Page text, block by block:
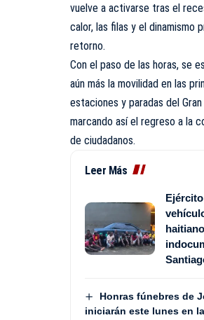
vuelve a activarse tras el
calor, las filas y el dinamismo
retorno.
Con el paso de las horas, se
aún más la movilidad en las
estaciones y paradas del
marcando así el regreso a la
de ciudadanos.
Leer Más
Honras fúnebres de
iniciarán este lunes en